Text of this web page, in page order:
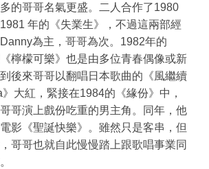
的哥哥名氣更盛。二人合作了1980
年的《失業生》，不過這兩部經
為主，哥哥為次。1982年的
《檸檬可樂》也是由多位青春偶像或新
後來哥哥以翻唱日本歌曲的《風繼續
大紅，緊接在1984的《緣份》中，
哥演上戲份吃重的男主角。同年，他
影《聖誕快樂》。雖然只是客串，但
哥哥也就自此慢慢踏上跟歌唱事業同